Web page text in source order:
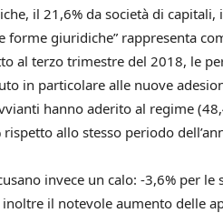
il 21,6% da società di
forme giuridiche” rappresenta
al terzo trimestre del 2018, le
in particolare alle nuove
hanno aderito al regime
allo stesso periodo
invece un calo: -3,6% per
inoltre il notevole aumento delle